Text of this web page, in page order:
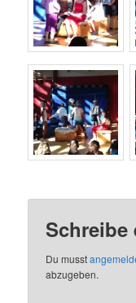
Schreibe
Du musst
abzugeben.